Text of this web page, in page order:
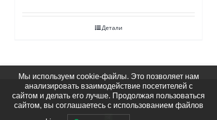
Детали
© Виволайн Плюс 2023
Телеграм-
Мы используем cookie-файлы. Это позволяет нам
анализировать взаимодействие посетителей с
сайтом и делать его лучше. Продолжая пользоваться
сайтом, вы соглашаетесь с использованием файлов